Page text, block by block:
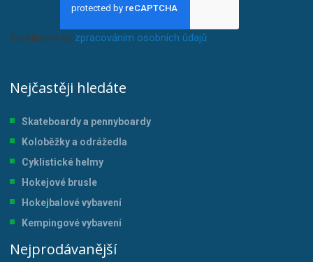
Souhlasím se zpracováním osobních údajů
Nejčastěji hledáte
Skateboardy a pennyboardy
Koloběžky a odrážedla
Cyklistické helmy
Hokejové brusle
Hokejbalové vybavení
Kempingové vybavení
Nejprodávanější